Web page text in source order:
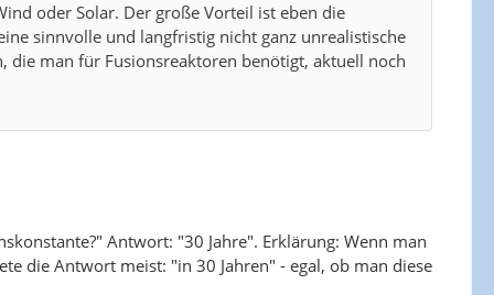
oder Solar. Der große Vorteil ist eben die
sinnvolle und langfristig nicht ganz unrealistische
die man für Fusionsreaktoren benötigt, aktuell noch
Antwort: "30 Jahre". Erklärung: Wenn man
die Antwort meist: "in 30 Jahren" - egal, ob man diese